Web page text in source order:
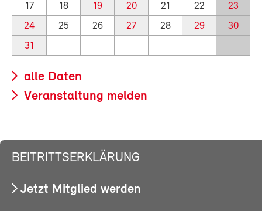
17
18 19 20 21 22
23
24
25 26 27 28 29
30
31
alle Daten
Veranstaltung melden
BEITRITTSERKLÄRUNG
Jetzt Mitglied werden